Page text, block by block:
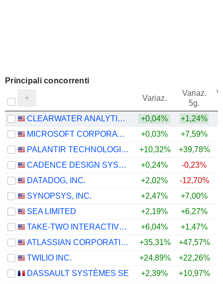
Principali concorrenti
Variaz.
Variaz.
5g.
CLEARWATER ANALYTICS HOLDINGS, INC.
+0,04%
+1,24%
MICROSOFT CORPORATION
+0,03% +7,59%
PALANTIR TECHNOLOGIES INC.
+10,32% +39,78%
CADENCE DESIGN SYSTEMS, INC.
+0,24% -0,23%
DATADOG, INC.
+2,02% -12,70%
SYNOPSYS, INC.
+2,47% +7,00%
SEA LIMITED
+2,19% +6,27%
TAKE-TWO INTERACTIVE SOFTWARE, INC.
+6,04% +1,47%
ATLASSIAN CORPORATION
+35,31% +47,57%
TWILIO INC.
+24,89% +22,26%
DASSAULT SYSTÈMES SE
+2,39% +10,97%